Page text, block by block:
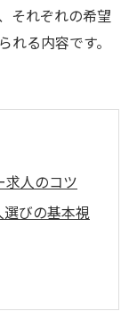
それぞれの希望
る内容です。
求人のコツ
びの基本視
力的条件と